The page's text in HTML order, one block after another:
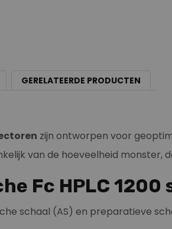
GERELATEERDE PRODUCTEN
zijn ontworpen voor
van de hoeveelheid
Fc HPLC 1200
schaal (AS) en preparatieve